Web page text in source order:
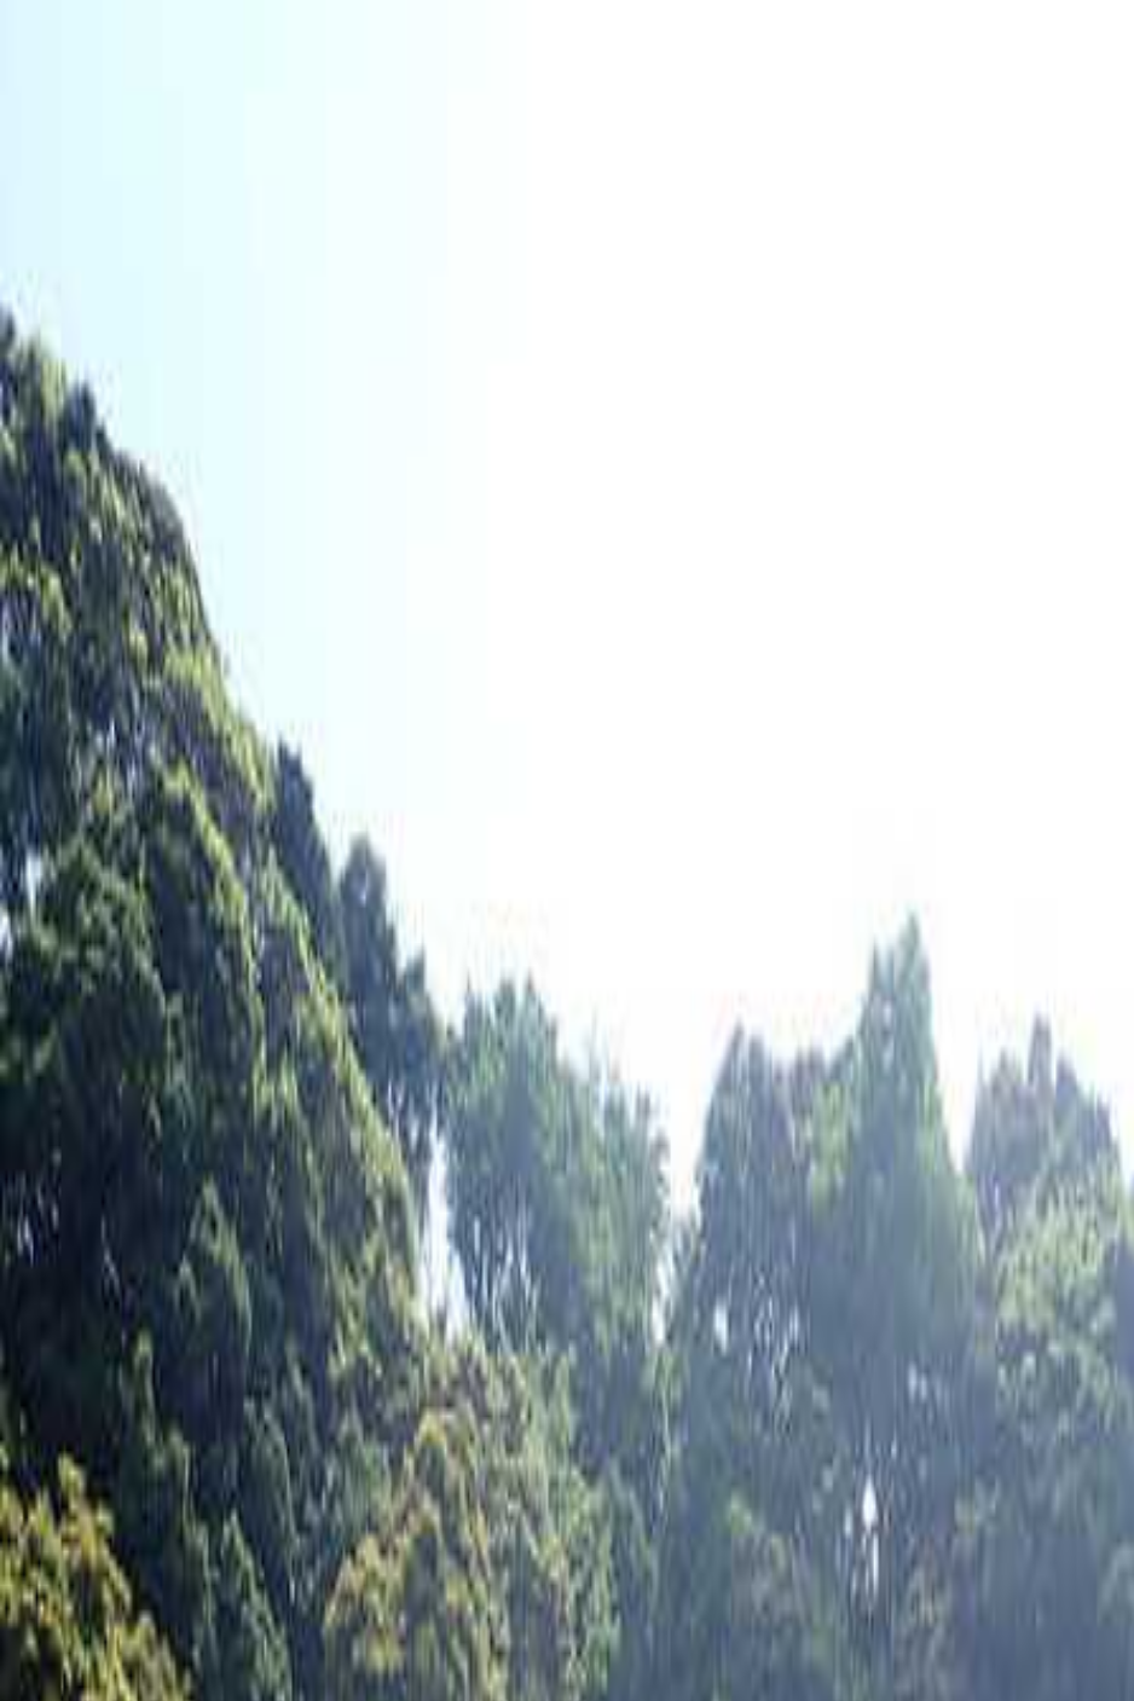
目的地
横須賀・三浦
日付
日付を選ぶ
なっぷ キャンプ場検索予約